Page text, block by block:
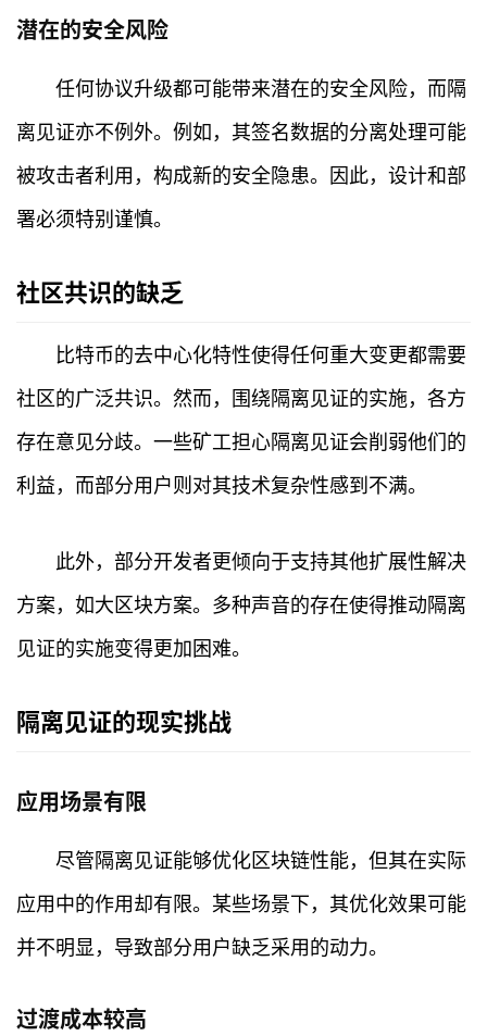
首
页
情
潜在的安全风险
任何协议升级都可能带来潜在的安全风险，而隔
离见证亦不例外。例如，其签名数据的分离处理可能
被攻击者利用，构成新的安全隐患。因此，设计和部
署必须特别谨慎。
社区共识的缺乏
比特币的去中心化特性使得任何重大变更都需要
社区的广泛共识。然而，围绕隔离见证的实施，各方
存在意见分歧。一些矿工担心隔离见证会削弱他们的
利益，而部分用户则对其技术复杂性感到不满。
此外，部分开发者更倾向于支持其他扩展性解决
方案，如大区块方案。多种声音的存在使得推动隔离
见证的实施变得更加困难。
隔离见证的现实挑战
应用场景有限
尽管隔离见证能够优化区块链性能，但其在实际
应用中的作用却有限。某些场景下，其优化效果可能
并不明显，导致部分用户缺乏采用的动力。
过渡成本较高